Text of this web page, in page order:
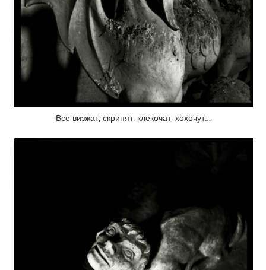
Все визжат, скрипят, клекочат, хохочут…